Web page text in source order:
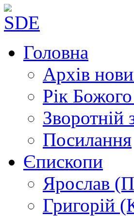
Головна
Архів
Рік
Зворотній
Посилання
Єпископи
Ярослав
Григорій